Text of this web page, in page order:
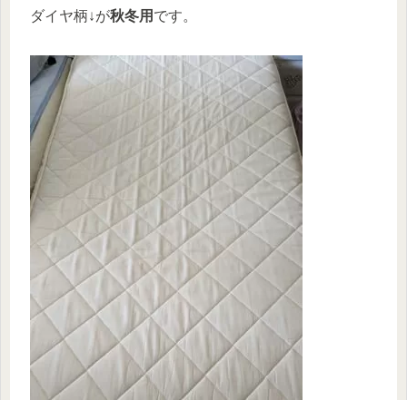
ダイヤ柄↓が秋冬用 です。